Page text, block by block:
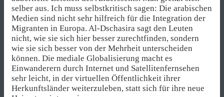
selber aus. Ich muss selbstkritisch sagen: Die arabischen
Medien sind nicht sehr hilfreich für die Integration der
Migranten in Europa. Al-Dschasira sagt den Leuten
nicht, wie sie sich hier besser zurechtfinden, sondern
wie sie sich besser von der Mehrheit unterscheiden
können. Die mediale Globalisierung macht es
Einwanderern durch Internet und Satellitenfernsehen
sehr leicht, in der virtuellen Öffentlichkeit ihrer
Herkunftsländer weiterzuleben, statt sich für ihre neue